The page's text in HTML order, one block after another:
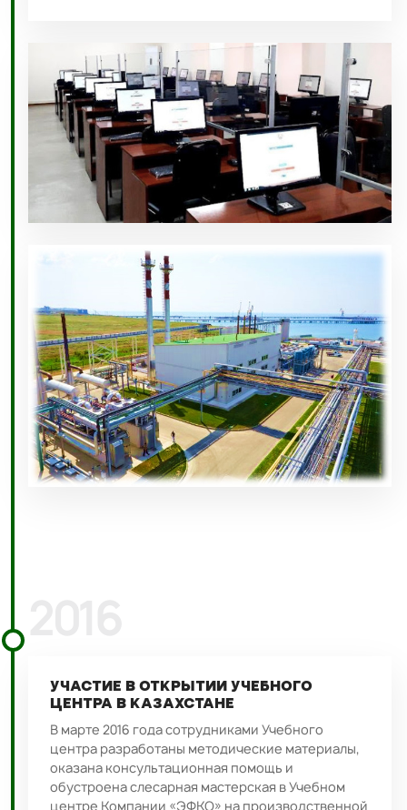
УЧАСТИЕ В ОТКРЫТИИ УЧЕБНОГО
ЦЕНТРА В КАЗАХСТАНЕ
В марте 2016 года сотрудниками Учебного
центра разработаны методические материалы,
оказана консультационная помощь и
обустроена слесарная мастерская в Учебном
центре Компании «ЭФКО» на производственной